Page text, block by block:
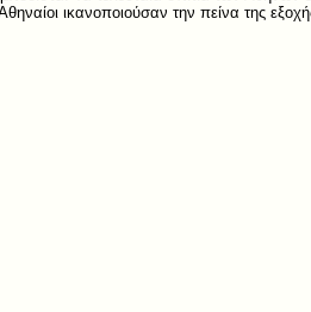
ικανοποιούσαν την πείνα της